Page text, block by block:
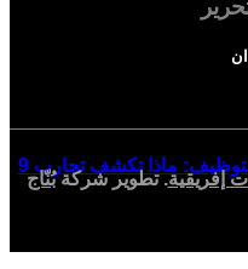
تدريب الشباب الإفريقي على التوظيف: ماذا تكشف تجارب 9
إفريقية. تطوير شركةبُنّاج